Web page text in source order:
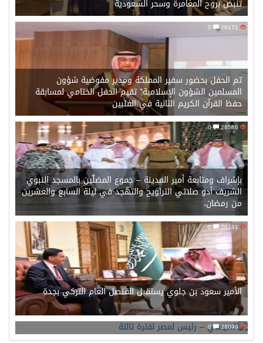
تنبض بروح المغامرة وسحر السعودية
تم الحفل بحضور سفير المملكة ومدير مفوضية شؤون
المسلمين الشؤون الإسلامية” تقيم الحفل الختامي لمسابقة
حفظ القرآن الكريم الثانية في الفلبين
28586
0
بإشراف ومتابعة أمير المدينة – جموع المصَلّين بالمسجد النبوي
الشريف أدو صلاتي التراويح والتهّجد في ليلة السابع والعشرين
من رمضان،
0
الأمير سعود بن جلوي يستقبل القنصل العام التركي بجدة
28099
0
السيسي – رئيس لمصر لفترة ثالثة